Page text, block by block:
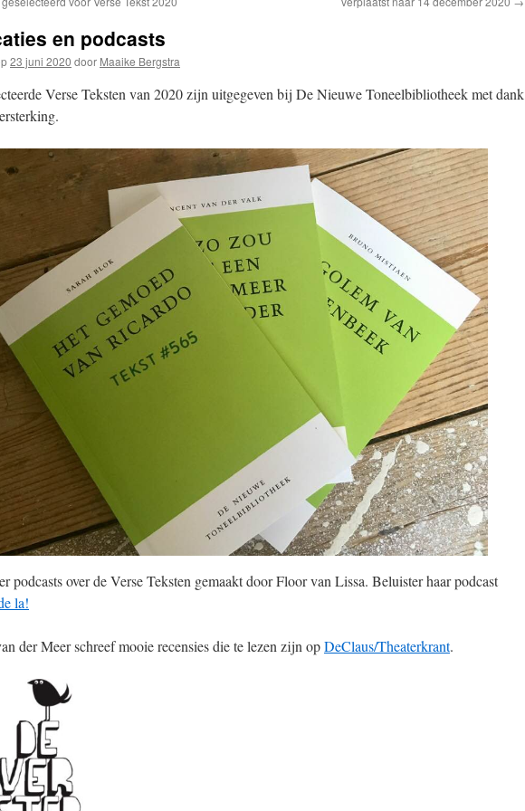
en podcasts
23 juni 2020 door Maaike Bergstra
Verse Teksten van 2020 zijn uitgegeven bij De Nieuwe Toneelbibliotheek met dank
podcasts over de Verse Teksten gemaakt door Floor van Lissa. Beluister haar podcast
la!
der Meer schreef mooie recensies die te lezen zijn opDeClaus/Theaterkrant.